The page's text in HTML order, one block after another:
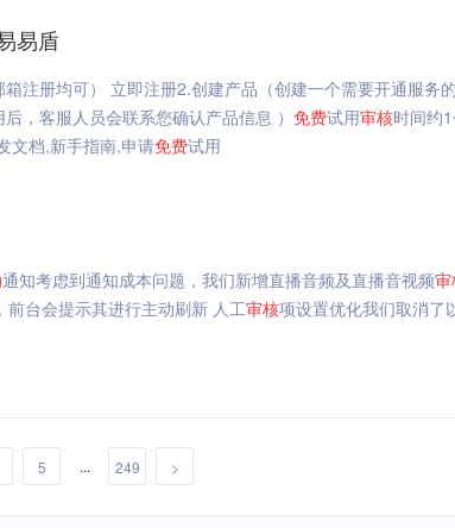
易盾
注册均可） 立即注册2.创建产品（创建一个需要开通服务
后，客服人员会联系您确认产品信息 ） 免费试用审核时间约
文档,新手指南,申请免费试用
通知考虑到通知成本问题，我们新增直播音频及直播音视频
台会提示其进行主动刷新 人工审核项设置优化我们取消了
5 ... 249 >